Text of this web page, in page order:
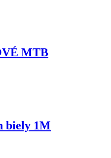
MTB
biely 1M